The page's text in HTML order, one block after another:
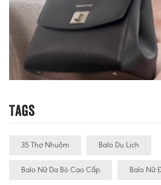
Tags
35 Thợ Nhuộm Balo Du Lịch
Balo Nữ Da Bò Cao Cấp Balo Nữ